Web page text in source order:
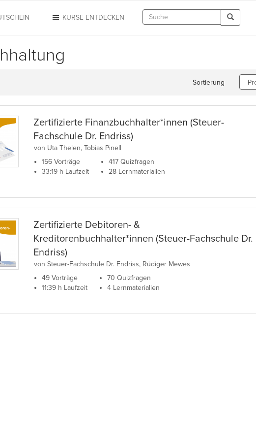
KURSE ENTDECKEN
Sortierung
Zertifizierte Finanzbuchhalter*innen (Steuer-
Fachschule Dr. Endriss)
von Uta Thelen, Tobias Pinell
156 Vorträge
33:19 h Laufzeit
417 Quizfragen
28 Lernmaterialien
Zertifizierte Debitoren- &
Kreditorenbuchhalter*innen (Steuer-Fachschule Dr.
Endriss)
von Steuer-Fachschule Dr. Endriss, Rüdiger Mewes
49 Vorträge
11:39 h Laufzeit
70 Quizfragen
4 Lernmaterialien